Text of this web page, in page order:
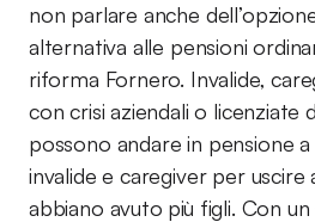
non parlare anche
alternativa alle pensioni
riforma Fornero. Invalide,
con crisi aziendali o licenziate
possono andare in pensione
invalide e caregiver per uscire
abbiano avuto più figli. Con